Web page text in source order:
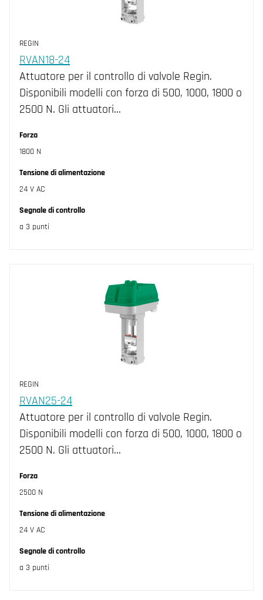
REGIN
RVAN18-24
Attuatore per il controllo di valvole Regin.
Disponibili modelli con forza di 500, 1000, 1800 o
2500 N. Gli attuatori…
Forza
1800 N
Tensione di alimentazione
24 V AC
Segnale di controllo
a 3 punti
REGIN
RVAN25-24
Attuatore per il controllo di valvole Regin.
Disponibili modelli con forza di 500, 1000, 1800 o
2500 N. Gli attuatori…
Forza
2500 N
Tensione di alimentazione
24 V AC
Segnale di controllo
a 3 punti